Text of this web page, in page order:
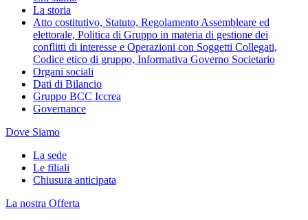
La storia
Atto costitutivo, Statuto, Regolamento Assembleare ed
elettorale, Politica di Gruppo in materia di gestione dei
conflitti di interesse e Operazioni con Soggetti Collegati,
Codice etico di gruppo, Informativa Governo Societario
Organi sociali
Dati di Bilancio
Gruppo BCC Iccrea
Governance
Dove Siamo
La sede
Le filiali
Chiusura anticipata
La nostra Offerta